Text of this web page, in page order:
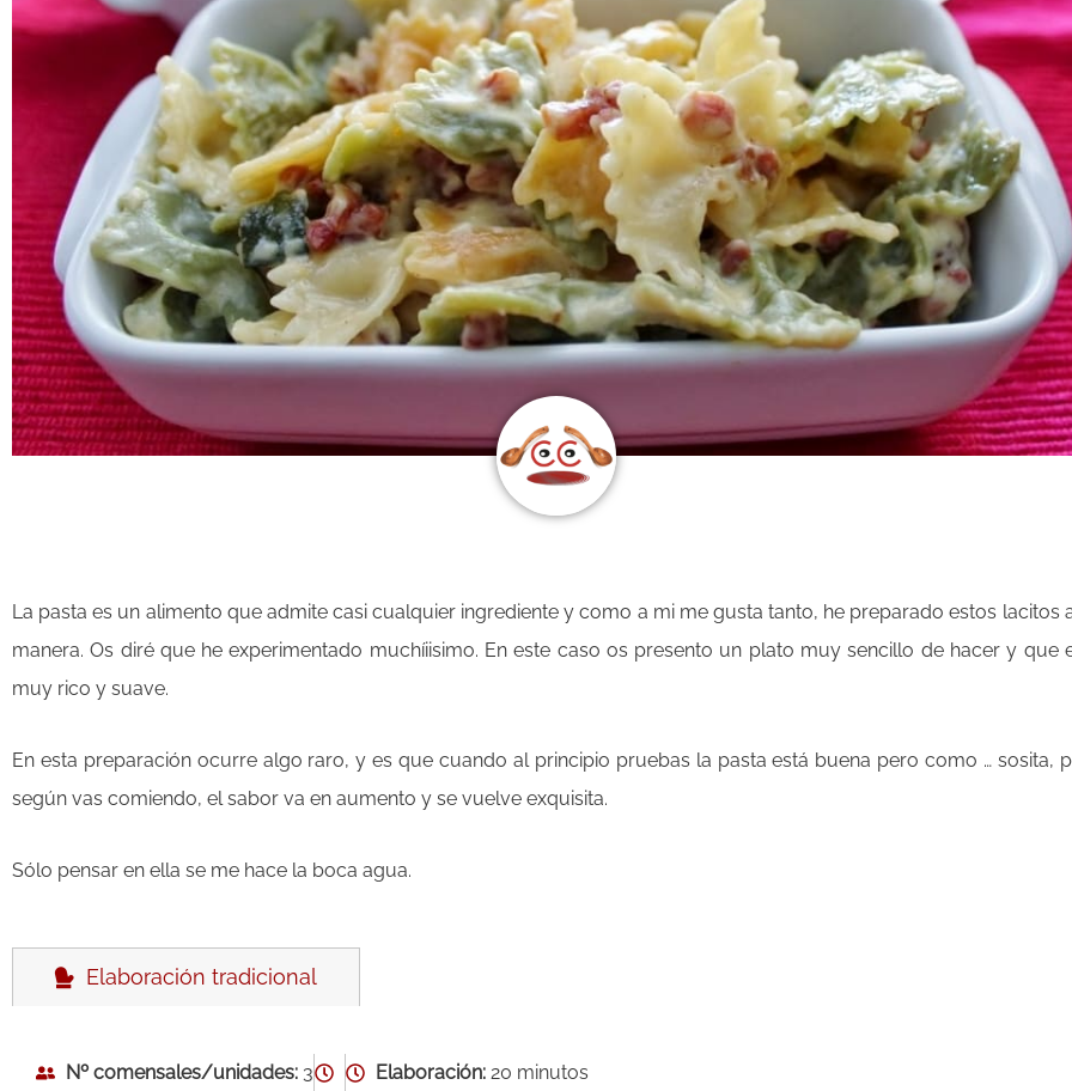
La pasta es un alimento que admite casi cualquier ingrediente y como a mi me gusta tanto, he preparado estos lacitos
manera. Os diré que he experimentado muchíiisimo. En este caso os presento un plato muy sencillo de hacer y que
muy rico y suave.
En esta preparación ocurre algo raro, y es que cuando al principio pruebas la pasta está buena pero como … sosita,
según vas comiendo, el sabor va en aumento y se vuelve exquisita.
Sólo pensar en ella se me hace la boca agua.
Elaboración tradicional
Nº comensales/unidades: 3 Elaboración: 20 minutos